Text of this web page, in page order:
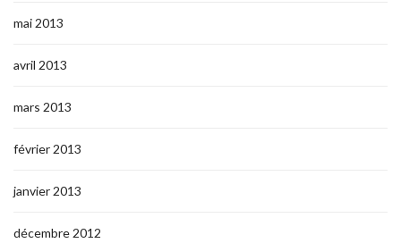
mai 2013
avril 2013
mars 2013
février 2013
janvier 2013
décembre 2012